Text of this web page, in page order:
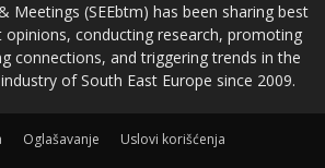
Meetings (SEEbtm) has been sharing best
opinions, conducting research, promoting
connections, and triggering trends in the
of South East Europe since 2009.
Oglašavanje Uslovi korišćenja